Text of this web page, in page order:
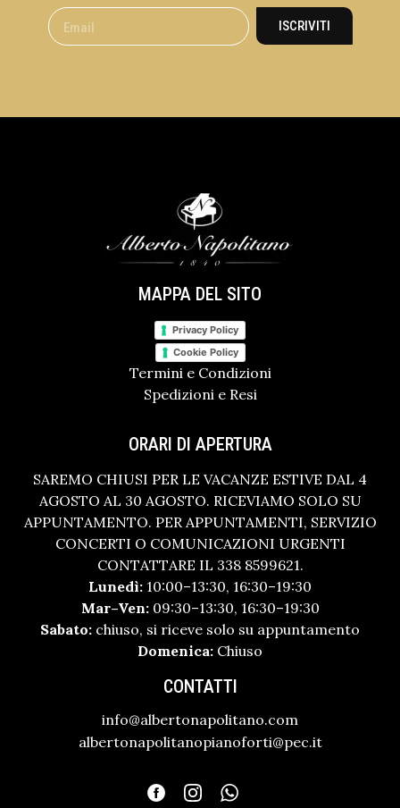
ISCRIVITI
MAPPA DEL SITO
Privacy Policy
Cookie Policy
Termini e Condizioni
Spedizioni e Resi
ORARI DI APERTURA
SAREMO CHIUSI PER LE VACANZE ESTIVE DAL 4
AGOSTO AL 30 AGOSTO. RICEVIAMO SOLO SU
APPUNTAMENTO. PER APPUNTAMENTI, SERVIZIO
CONCERTI O COMUNICAZIONI URGENTI
CONTATTARE IL 338 8599621.
Lunedì: 10:00–13:30, 16:30–19:30
Mar–Ven:09:30–13:30, 16:30–19:30
Sabato: chiuso, si riceve solo su appuntamento
Domenica: Chiuso
CONTATTI
info@albertonapolitano.com
albertonapolitanopianoforti@pec.it